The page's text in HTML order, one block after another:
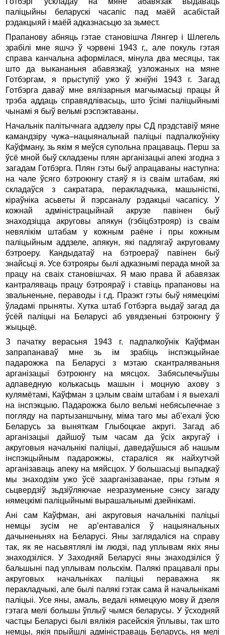
палiцыйны беларускi часапiс пад маёй асабiстай
рэдакцыяй i маёй адказнасьцю за зьмест.
Прапанову абняць гэтае становiшча Лянгер i Шлегель
зрабiлi мне яшчэ ў чэрвенi 1943 г,, але покуль гэтая
справа канчальна аформiлася, мiнула два месяцы, так
што да выкананьня абавязкаў, узложаных на мяне
Готбэргам, я прыступiў ужо ў жнiўнi 1943 г. Загад
Готбэрга даваў мне вялiзарныя магчымасьцi працы й
трэба аддаць справядлiвасьць, што ўсiмi палiцыйнымi
чынамi я быў вельмi рэспэктаваны.
Начальнiк палiтычнага аддзелу пры СД прэдставiў мяне
камандзiру чужа–нацыянальнай палiцыi падпалкоўнiку
Каўфману, зь якiм я меўся супольна працаваць. Перш за
ўсё мной быў складзены плян арганiзацыi апекi згодна з
загадам Готбэрга. Плян гэты быў апрацаваны наступна:
на чале ўсяго бэтроюнгу стаяў я iз сваiм штабам, якi
складаўся з сакратара, перакладчыка, машынiсткi,
кiраўнiка асьветы й пэрсаналу рэдакцыi часапiсу. У
кожнай адмiнiстрацыйнай акрузе павiнен быў
знаходзiцца акруговы апякун (гэбiцбэтрояр) iз сваiм
невялiкiм штабам у кожным раёне i пры кожным
палiцыйным аддзеле, апякун, якi падлягаў акруговаму
бэтроеру. Кандыдатаў на бэтроераў павiнен быў
знайсьцi я. Усе бэтрояры былi адказнымi перада мной за
працу на сваiх становiшчах. Я маю права й абавязак
кантраляваць працу бэтрояраў i ставiць прапановы на
звальненьне, пераводы i г.д. Праэкт гэты быў нямецкiмi
ўладамi прыняты. Хутка штаб Готбэрга выдаў загад да
ўсёй палiцыi на Беларусi аб увядзеньнi бэтроюнгу ў
жыцьцё.
З пачатку верасьня 1943 г. падпалкоўнiк Каўфман
запрапанаваў мне зь iм зрабiць iнспэкцыйнае
падарожжа па Беларусi з мэтаю скантраляваньня
арганiзацыi бэтроюнгу на мясцох. Забясьпечыўшы
адпаведную колькасьць машын i моцную ахову з
кулямётамi, Каўфман з цэлым сваiм штабам i я выехалi
на iнспэкцыю. Падарожжа было вельмi небясьпечнае з
погляду на партызаншчыну, мiма таго мы аб’ехалi ўсю
Беларусь за выняткам Глыбоцкае акругi. Загад аб
арганiзацыi дайшоў тым часам да ўсiх акругаў i
акруговыя начальнiкi палiцыi, даведаўшыся аб нашым
iнспэкцыйным падарожжы, старалiся як найхутчэй
арганiзаваць апеку на мяйсцох. У большасьцi выпадкаў
мы знаходзiм ужо ўсё заарганiзаванае, пры гэтым я
сьцвердзiў зьдзiўляючае незразуменьне сэнсу загаду
нямецкiмi палiцыйнымi вырашальнымi дзейнiкамi.
Анi сам Каўфман, анi акруговыя начальнiкi палiцыi
немцы зусiм не ар’ентавалiся ў нацыянальных
дачыненьнях на Беларусi. Яны заглядалiся на справу
так, як яе насьвятлялi iм людзi, пад уплывам якiх яны
знаходзiлiся. У Заходняй Беларусi яны знаходзiлiся ў
бальшынi пад уплывам польскiм. Палякi працавалi пры
акруговых начальнiках палiцыi пераважна як
перакладчыкi, але былi палякi гэтак сама й начальнiкамi
палiцыi. Усе яны, амаль, ведалi нямецкую мову й дзеля
гэтага мелi большы ўплыў чымся беларусы. У ўсходняй
частцы Беларусi былi вялiкiя расейскiя ўплывы, так што
немцы, якiя прыйшлi адмiнiстраваць Беларусь, ня мелi